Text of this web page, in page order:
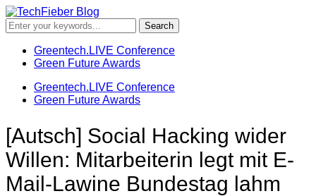
Greentech.LIVE Conference
Green Future Awards
Greentech.LIVE Conference
Green Future Awards
[Autsch] Social Hacking wider
Willen: Mitarbeiterin legt mit E-
Mail-Lawine Bundestag lahm